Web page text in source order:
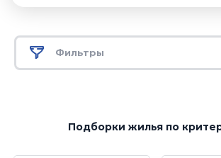
Фильтры
Подборки жильяпо